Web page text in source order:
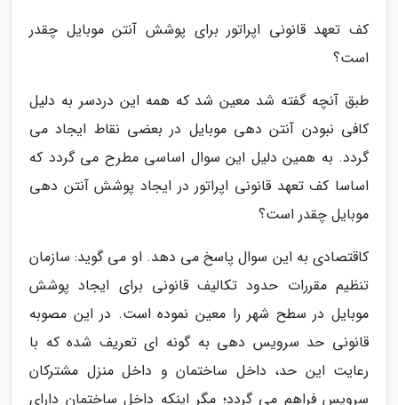
کف تعهد قانونی اپراتور برای پوشش آنتن موبایل چقدر
است؟
طبق آنچه گفته شد معین شد که همه این دردسر به دلیل
کافی نبودن آنتن دهی موبایل در بعضی نقاط ایجاد می
گردد. به همین دلیل این سوال اساسی مطرح می گردد که
اساسا کف تعهد قانونی اپراتور در ایجاد پوشش آنتن دهی
موبایل چقدر است؟
کاقتصادی به این سوال پاسخ می دهد. او می گوید: سازمان
تنظیم مقررات حدود تکالیف قانونی برای ایجاد پوشش
موبایل در سطح شهر را معین نموده است. در این مصوبه
قانونی حد سرویس دهی به گونه ای تعریف شده که با
رعایت این حد، داخل ساختمان و داخل منزل مشترکان
سرویس فراهم می گردد؛ مگر اینکه داخل ساختمان دارای